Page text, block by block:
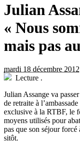
Julian
« Nous
mais pas
mardi 18 décembre 2012
Lecture .
Julian Assange va
de retraite à
exclusive à la RTBF, le
moyens utilisés pour
pas que son séjour forcé
sitôt.